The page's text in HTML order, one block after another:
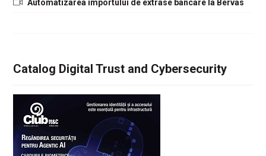
Automatizarea importului de extrase bancare la Bervas
Catalog Digital Trust and Cybersecurity